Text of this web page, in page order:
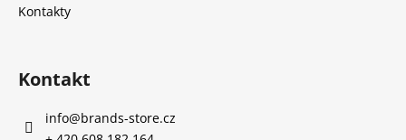
Kontakty
Kontakt
info@brands-store.cz